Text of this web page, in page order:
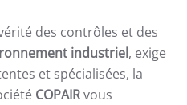
des contrôles et des
industriel, exige
et spécialisées, la
COPAIRvous